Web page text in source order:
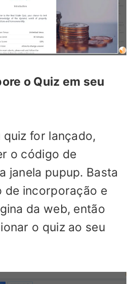
o Quiz em seu
quiz for lançado,
o código de
janela pupup. Basta
de incorporação e
da web, então
o quiz ao seu